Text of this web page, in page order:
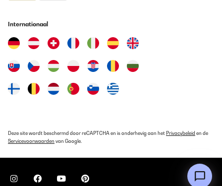
Wir haben schon einige Trinkflaschen ausprobiert, aber diese
hier ist wirklich ein Volltreffer! Mein Kind liebt sie und ich auch,
uns besonders:• Auslaufsicher: Endlich eine Flasche, die dicht
hält! Egal ob in der Schultasche, im Kindergartenrucksack oder
Kein billiges Plastikgefühl, sondern wirklich solide verarbeitet.•
Kinderfreundliches Design: Bunt, fröhlich so das es Kindern
reinigen: Alle Teile lassen sich gut auseinandernehmen und
sauber machen auch wichtig, wenn man sie täglich nutzt.Fazit:
Eine durchdachte, stabile und kinderfreundliche Trinkflasche, die
hält, was sie verspricht. Wir sind sehr zufrieden klare
Internationaal
Deze site wordt beschermd door reCAPTCHA en is onderhevig aan het Privacybeleid en de
Servicevoorwaarden van Google.